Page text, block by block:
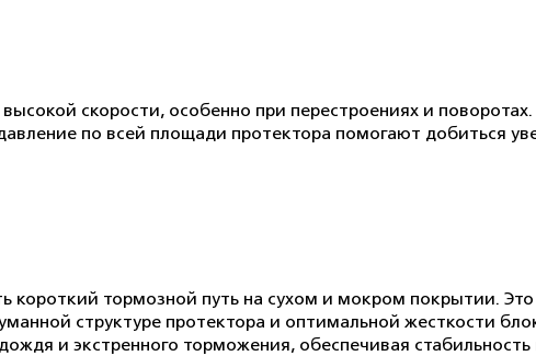
скорости, особенно при перестроениях и поворотах.
по всей площади протектора помогают добиться
короткий тормозной путь на сухом и мокром покрытии. Это
структуре протектора и оптимальной жесткости
и экстренного торможения, обеспечивая стабильность